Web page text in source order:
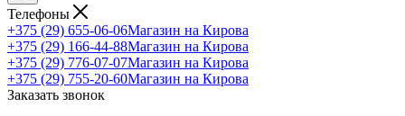
Телефоны
+375 (29) 655-06-06Магазин на Кирова
+375 (29) 166-44-88Магазин на Кирова
+375 (29) 776-07-07Магазин на Кирова
+375 (29) 755-20-60Магазин на Кирова
Заказать звонок